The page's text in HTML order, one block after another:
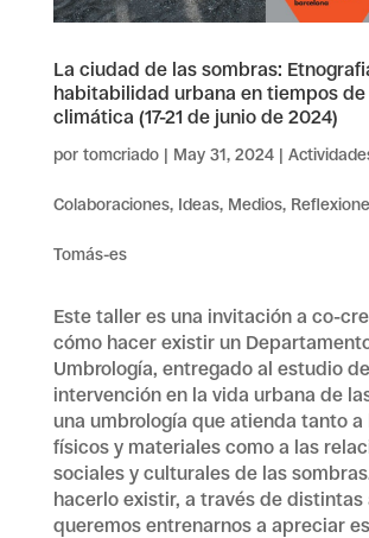
La ciudad de las sombras:
habitabilidad urbana en tiempos
climática (17-21 de junio de 2024)
por tomcriado| May 31, 2024|
Colaboraciones, Ideas, Medios,
Tomás-es
Este taller es una invitación a co-
cómo hacer existir un
Umbrología, entregado al estudio
intervención en la vida urbana de
una umbrología que atienda tanto
físicos y materiales como a las
sociales y culturales de las
hacerlo existir, a través de
queremos entrenarnos a apreciar